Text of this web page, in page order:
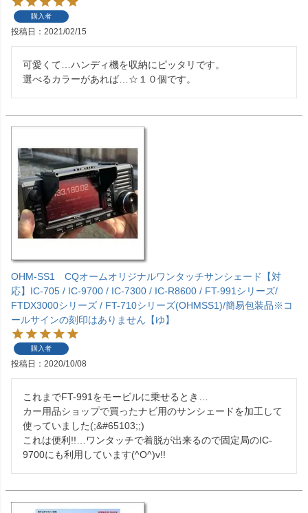
購入者
投稿日 2021/02/15
可愛くて…ハンディ機を収納にピッタリです。
選べるカラーがあれば…☆１０個です。
OHM-SS1 CQオームオリジナルワンタッチサンシェード【対
応】IC-705 / IC-9700 / IC-7300 / IC-R8600 / FT-991シリーズ/
FTDX3000シリーズ / FT-710シリーズ(OHMSS1)/簡易包装品※コ
ールサインの刻印はありません【ゆ】
購入者
投稿日 2020/10/08
これまでFT-991をモービルに乗せるとき…
カー用品ショップで買ったナビ用のサンシェードを加工して
使っていました(;&#65103;;)
これは便利!!…ワンタッチで着脱が出来るので固定局のIC-
9700にも利用しています(^O^)v!!